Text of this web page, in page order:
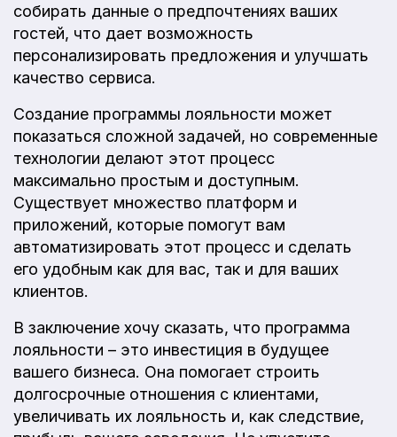
собирать данные о предпочтениях ваших
гостей, что дает возможность
персонализировать предложения и улучшать
качество сервиса.
Создание программы лояльности может
показаться сложной задачей, но современные
технологии делают этот процесс
максимально простым и доступным.
Существует множество платформ и
приложений, которые помогут вам
автоматизировать этот процесс и сделать
его удобным как для вас, так и для ваших
клиентов.
В заключение хочу сказать, что программа
лояльности – это инвестиция в будущее
вашего бизнеса. Она помогает строить
долгосрочные отношения с клиентами,
увеличивать их лояльность и, как следствие,